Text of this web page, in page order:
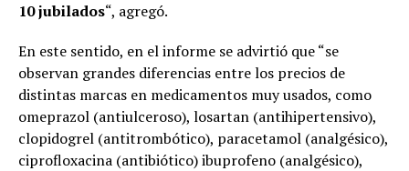
10 jubilados“, agregó.
En este sentido, en el informe se advirtió que “se
observan grandes diferencias entre los precios de
distintas marcas en medicamentos muy usados, como
omeprazol (antiulceroso), losartan (antihipertensivo),
clopidogrel (antitrombótico), paracetamol (analgésico),
ciprofloxacina (antibiótico) ibuprofeno (analgésico),